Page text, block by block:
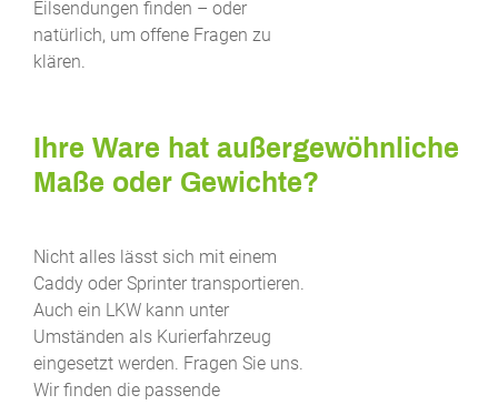
Eilsendungen finden – oder
natürlich, um offene Fragen zu
klären.
Ihre Ware hat außergewöhnliche
Maße oder Gewichte?
Nicht alles lässt sich mit einem
Caddy oder Sprinter transportieren.
Auch ein LKW kann unter
Umständen als Kurierfahrzeug
eingesetzt werden. Fragen Sie uns.
Wir finden die passende